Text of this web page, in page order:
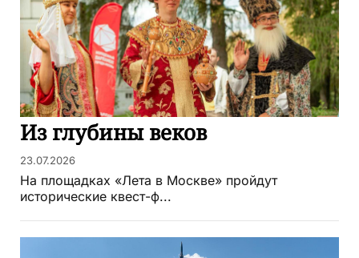
Из глубины веков
23.07.2026
На площадках «Лета в Москве» пройдут
исторические квест-ф...